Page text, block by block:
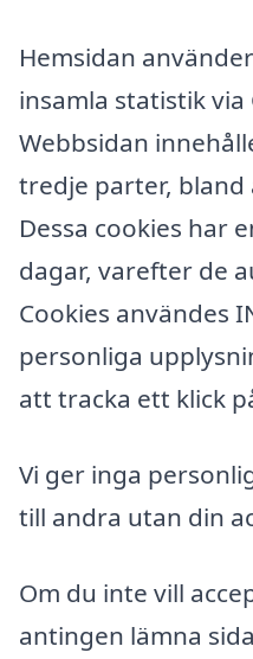
Hemsidan
insamla statistik via
Webbsidan
tredje parter, bland
Dessa cookies har
dagar, varefter de
Cookies användes
personliga
att tracka ett klick
Vi ger inga
till andra utan din
Om du inte vill
antingen lämna